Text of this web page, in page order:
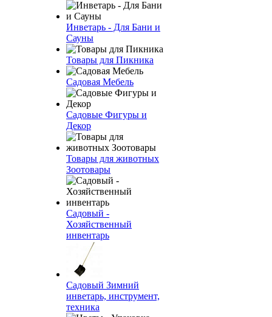
Инветарь - Для Бани и
Сауны
Товары для Пикника
Садовая Мебель
Садовые Фигуры и
Декор
Товары для животных
Зоотовары
Садовый -
Хозяйственный
инвентарь
Садовый Зимний
инветарь, инструмент,
техника